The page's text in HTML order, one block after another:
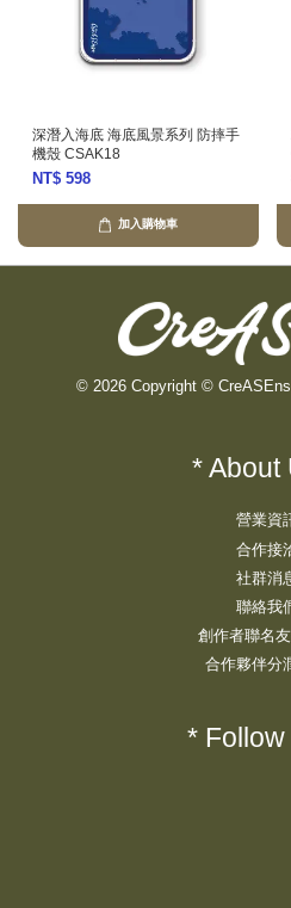
深潛入海底 海底風景系列 防摔手
機殼 CSAK18
NT$ 598
加入購物車
© 2026 Copyright ©
* About
營業資
合作接
社群消
聯絡我
創作者聯名
合作夥伴分
* Follow